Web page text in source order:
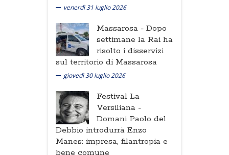
venerdì 31 luglio 2026
Massarosa - Dopo
settimane la Rai ha
risolto i disservizi
sul territorio di Massarosa
giovedì 30 luglio 2026
Festival La
Versiliana -
Domani Paolo del
Debbio introdurrà Enzo
Manes: impresa, filantropia e
bene comune